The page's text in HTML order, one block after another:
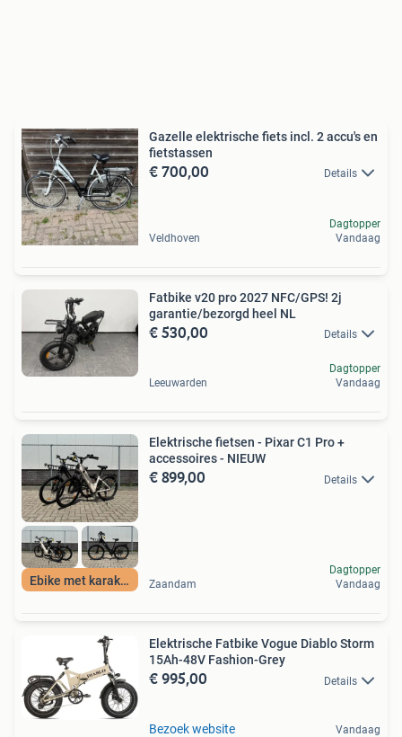
Gazelle elektrische fiets incl. 2 accu's en
fietstassen
€ 700,00 Details
Veldhoven
Dagtopper
Vandaag
Fatbike v20 pro 2027 NFC/GPS! 2j
garantie/bezorgd heel NL
€ 530,00 Details
Leeuwarden
Dagtopper
Vandaag
Ebike met karakter
Elektrische fietsen - Pixar C1 Pro +
accessoires - NIEUW
€ 899,00 Details
Zaandam
Dagtopper
Vandaag
Elektrische Fatbike Vogue Diablo Storm
15Ah-48V Fashion-Grey
€ 995,00 Details
Bezoek website Vandaag